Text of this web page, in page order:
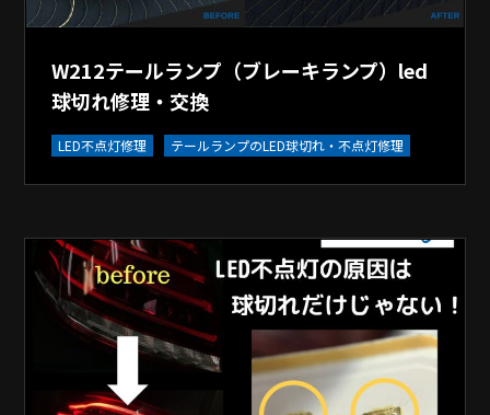
W212テールランプ（ブレーキランプ）led
球切れ修理・交換
LED不点灯修理 テールランプのLED球切れ・不点灯修理